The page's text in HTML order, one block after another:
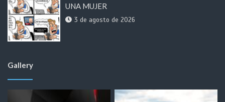
UNA MUJER
3 de agosto de 2026
Gallery